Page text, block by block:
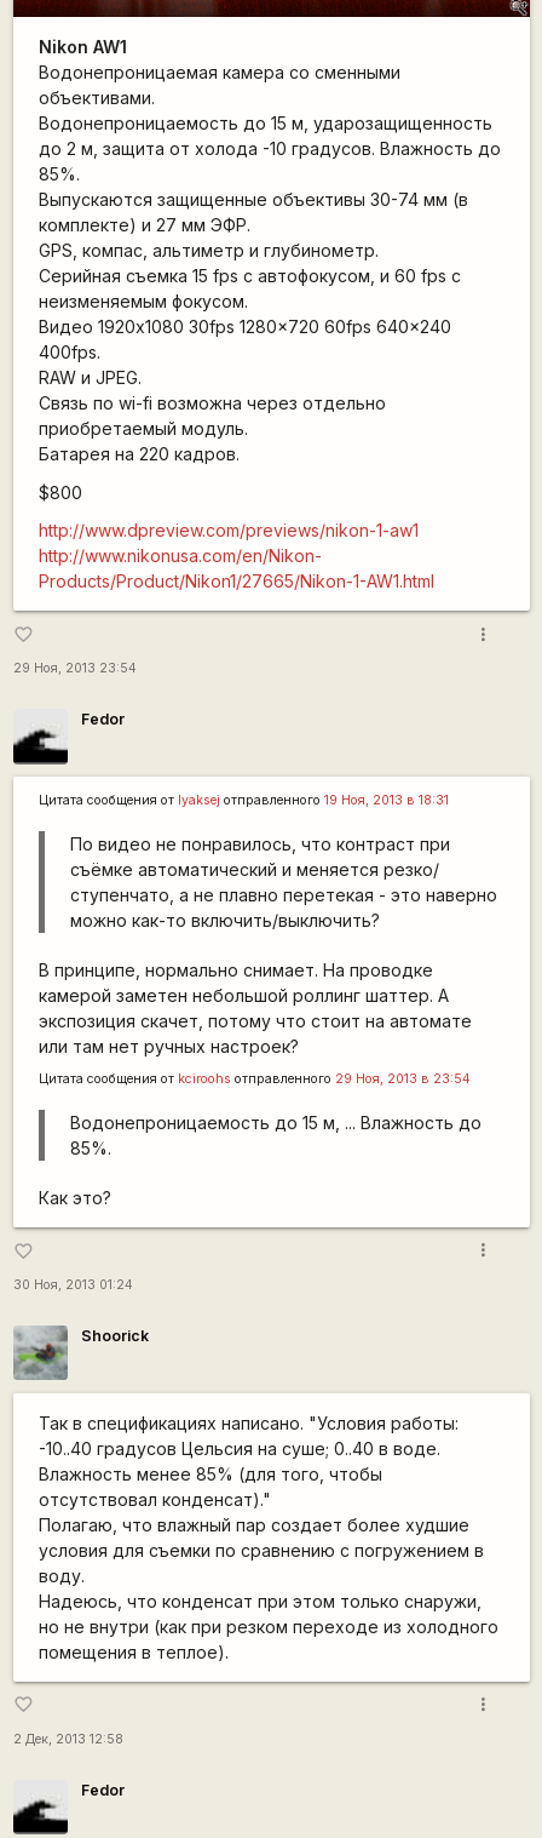
Nikon AW1
Водонепроницаемая камера со сменными
объективами.
Водонепроницаемость до 15 м, ударозащищенность
до 2 м, защита от холода -10 градусов. Влажность до
85%.
Выпускаются защищенные объективы 30-74 мм (в
комплекте) и 27 мм ЭФР.
GPS, компас, альтиметр и глубинометр.
Серийная съемка 15 fps с автофокусом, и 60 fps с
неизменяемым фокусом.
Видео 1920x1080 30fps 1280x720 60fps 640x240
400fps.
RAW и JPEG.
Связь по wi-fi возможна через отдельно
приобретаемый модуль.
Батарея на 220 кадров.
$800
http://www.dpreview.com/previews/nikon-1-aw1
http://www.nikonusa.com/en/Nikon-
Products/Product/Nikon1/27665/Nikon-1-AW1.html
favorite_border
29 Ноя, 2013 23:54
more_vert
Fedor
Цитата сообщения от lyaksej отправленного 19 Ноя, 2013 в 18:31
По видео не понравилось, что контраст при
съёмке автоматический и меняется резко/
ступенчато, а не плавно перетекая - это наверно
можно как-то включить/выключить?
В принципе, нормально снимает. На проводке
камерой заметен небольшой роллинг шаттер. А
экспозиция скачет, потому что стоит на автомате
или там нет ручных настроек?
Цитата сообщения от kciroohs отправленного 29 Ноя, 2013 в 23:54
Водонепроницаемость до 15 м, ... Влажность до
85%.
Как это?
favorite_border
30 Ноя, 2013 01:24
more_vert
Shoorick
Так в спецификациях написано. "Условия работы:
-10..40 градусов Цельсия на суше; 0..40 в воде.
Влажность менее 85% (для того, чтобы
отсутствовал конденсат)."
Полагаю, что влажный пар создает более худшие
условия для съемки по сравнению с погружением в
воду.
Надеюсь, что конденсат при этом только снаружи,
но не внутри (как при резком переходе из холодного
помещения в теплое).
favorite_border
2 Дек, 2013 12:58
more_vert
Fedor